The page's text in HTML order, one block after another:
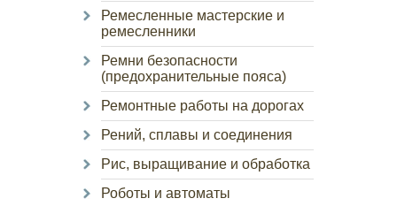
Ремесленные мастерские и
ремесленники
Ремни безопасности
(предохранительные пояса)
Ремонтные работы на дорогах
Рений, сплавы и соединения
Рис, выращивание и обработка
Роботы и автоматы